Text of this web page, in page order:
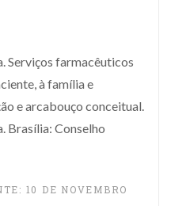
Serviços farmacêuticos
à família e
e arcabouço conceitual.
Brasília: Conselho
10 DE NOVEMBRO